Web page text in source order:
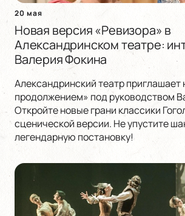
20 мая
Новая версия «Ревизора» в
Александринском театре:
Валерия Фокина
Александринский театр приглашает
продолжением» под руководством
Откройте новые грани классики
сценической версии. Не упустите
легендарную постановку!